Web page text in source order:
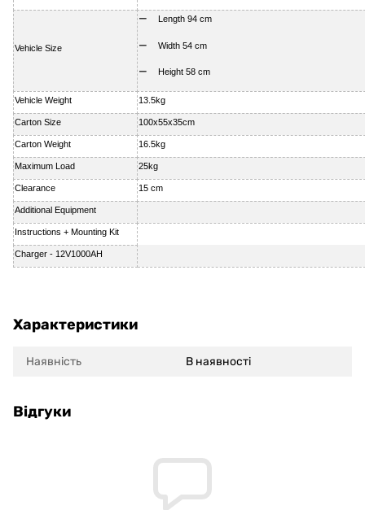
Vehicle Size
Length 94 cm
Width 54 cm
Height 58 cm
Vehicle Weight 13.5kg
Carton Size 100x55x35cm
Carton Weight 16.5kg
Maximum Load 25kg
Clearance 15 cm
Additional Equipment
Instructions + Mounting Kit
Charger - 12V1000AH
Характеристики
Наявність В наявності
Відгуки